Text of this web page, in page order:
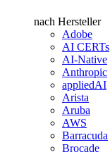
nach Hersteller
Adobe
AI CERTs
AI-Native
Anthropic
appliedAI
Arista
Aruba
AWS
Barracuda
Brocade